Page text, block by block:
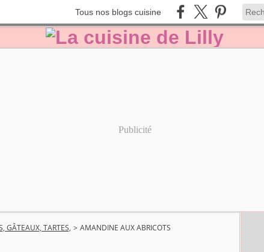
Tous nos blogs cuisine
Publicité
GÂTEAUX, TARTES, > AMANDINE AUX ABRICOTS